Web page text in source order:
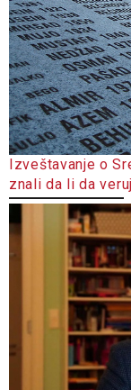
Izveštavanje o
znali da li da